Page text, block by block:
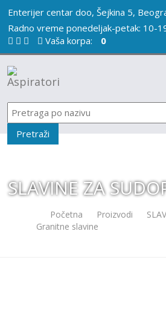
Enterijer centar doo, Šejkina 5,
Radno vreme ponedeljak-petak: 10-
Vaša korpa:
0
SLAVINE ZA
Početna Proizvodi
Granitne slavine